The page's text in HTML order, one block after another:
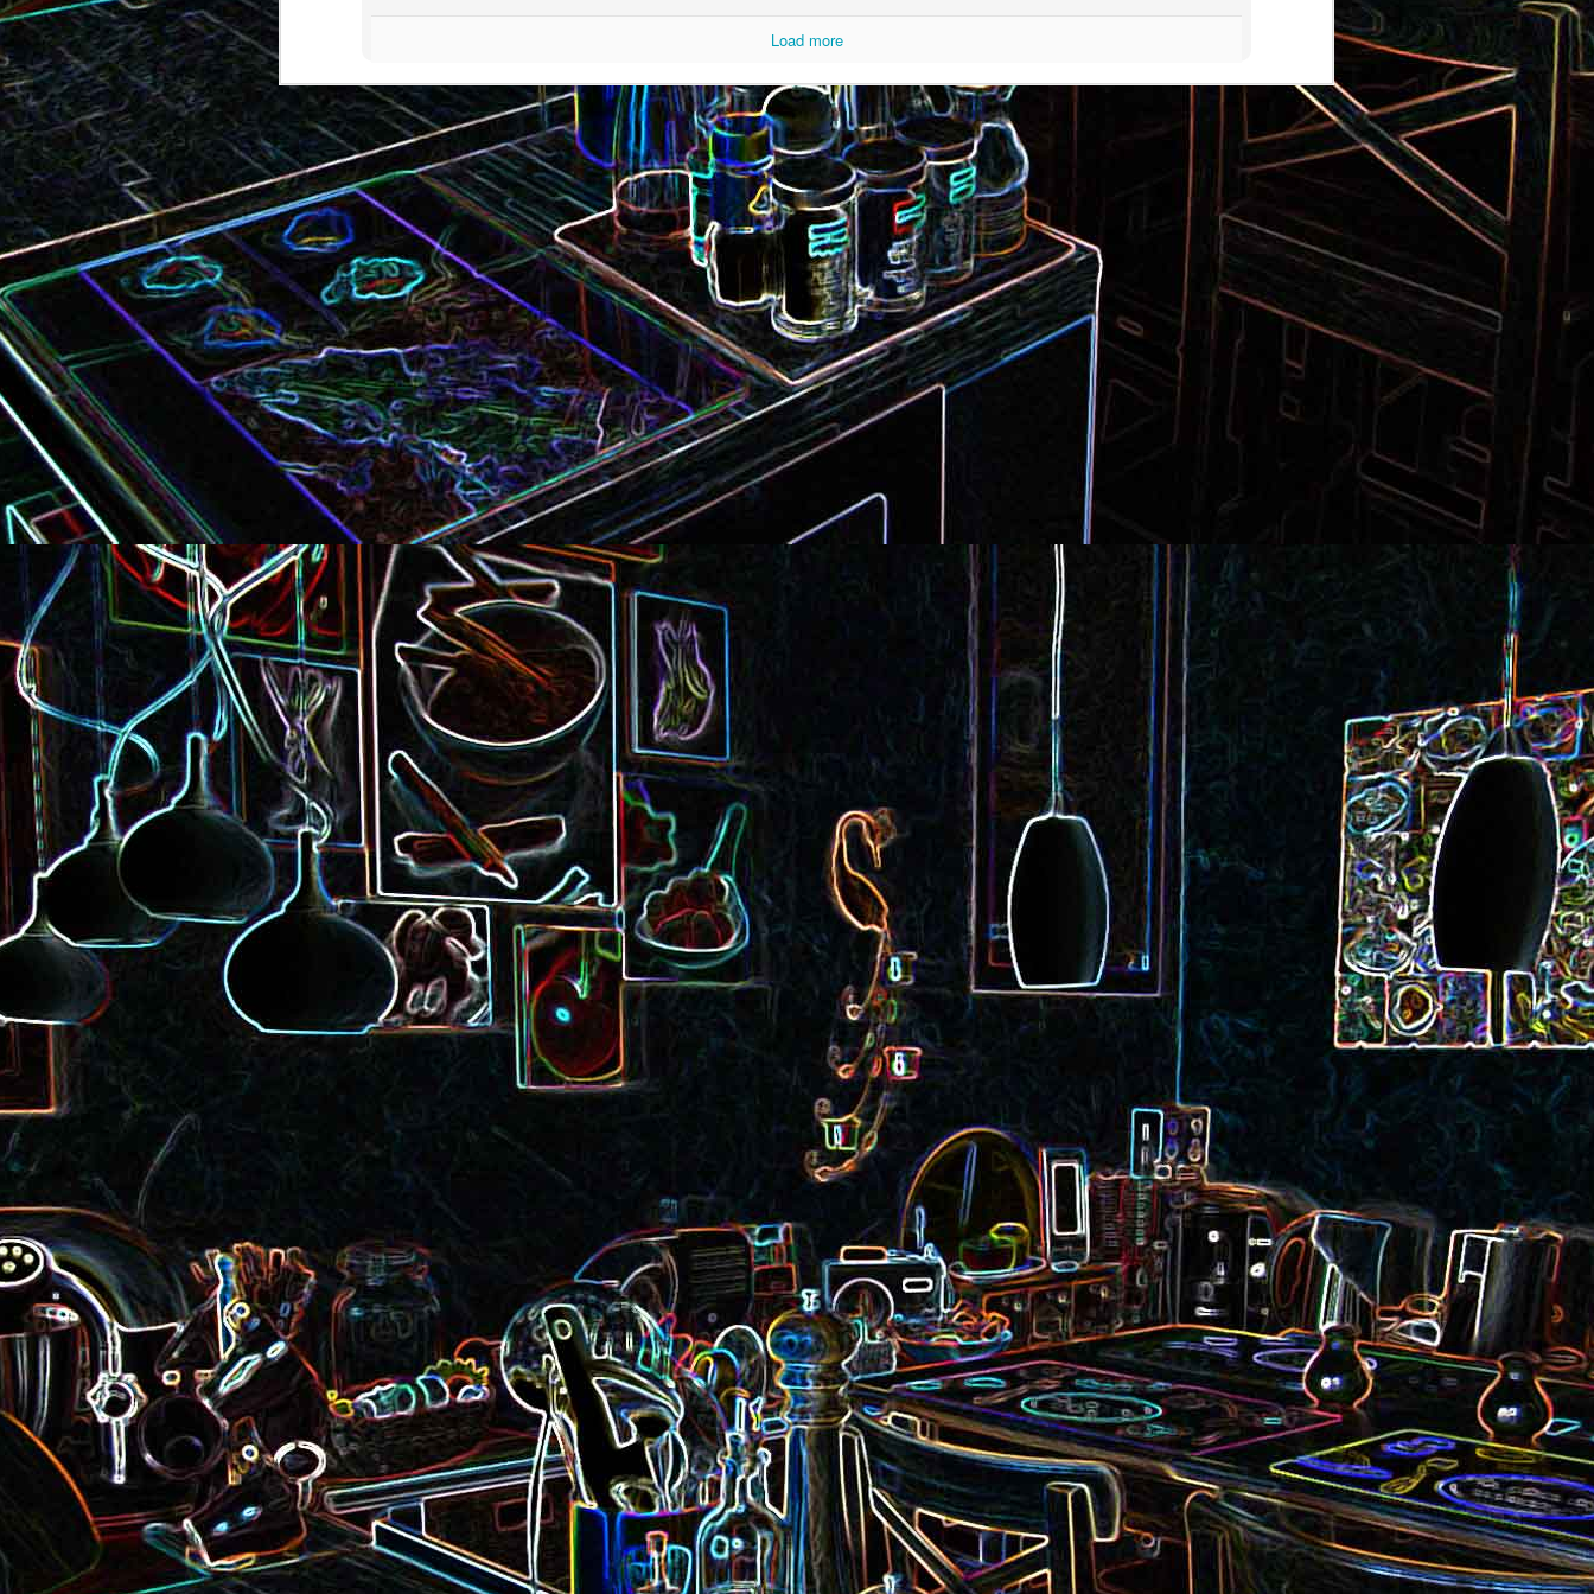
Load more
Curry de brocoli et de carottes Bundt cake au chocolat
praliné
Camembert fondant au sirop
d'érable Chou pointu sauté à la poêle
Pizza aux pommes de terre et
aux tomates séchées
Croque-monsieur à la viande
des grisons, au Comté et aux
noix
Croque-madame aux
épinards et au gingembre Smoothie à l'orange et à la
mangue
Curry de pois chiches et de Salade de thon aux câpres et
aux deux olives
Tarte amandine
Pizza à la choucroute, aux
lardons et au cumin Crème de poivron aux noix Cake au saucisson sec et aux Cookie géant aux pépites de
chocolat et au miel
Baguette à la raclette, à la
roquette et aux graines de
courge Smoothie aux kiwis et à la
mangue
Gâteau au chocolat et au Pizza aux rillettes et aux Noix de cajou caramélisées
au sésame
Tarte à la pralinoise et aux
noisettes
Colombo de crevettes au lait
de coco Tarte aux pommes, au miel et
aux amandes
Choux de Bruxelles au
chorizo et à la coriandre Quesadillas à la mexicaine
2